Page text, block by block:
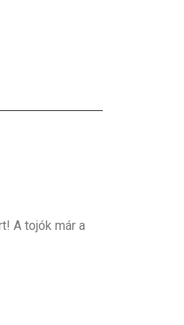
A tojók már a